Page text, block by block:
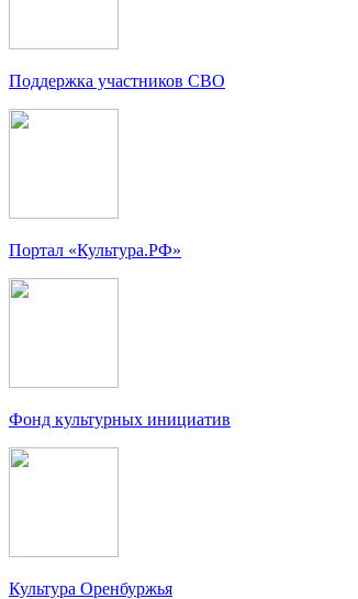
Поддержка участников СВО
Портал «Культура.РФ»
Фонд культурных инициатив
Культура Оренбуржья